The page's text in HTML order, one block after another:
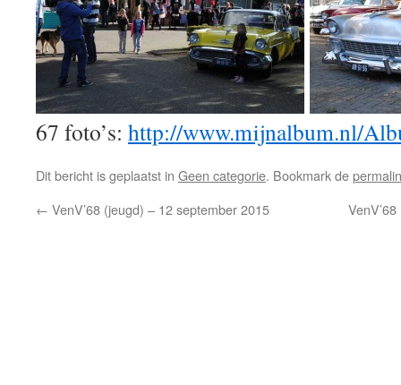
67 foto’s: http://www.mijnalbum.nl/
Dit bericht is geplaatst in Geen categorie. Bookmark de
← VenV’68 (jeugd) – 12 september 2015